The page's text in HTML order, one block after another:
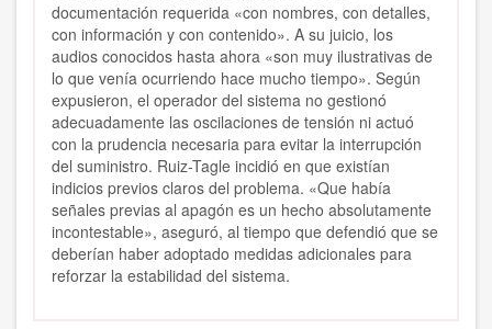
documentación requerida «con nombres, con detalles,
con información y con contenido». A su juicio, los
audios conocidos hasta ahora «son muy ilustrativas de
lo que venía ocurriendo hace mucho tiempo». Según
expusieron, el operador del sistema no gestionó
adecuadamente las oscilaciones de tensión ni actuó
con la prudencia necesaria para evitar la interrupción
del suministro. Ruiz-Tagle incidió en que existían
indicios previos claros del problema. «Que había
señales previas al apagón es un hecho absolutamente
incontestable», aseguró, al tiempo que defendió que se
deberían haber adoptado medidas adicionales para
reforzar la estabilidad del sistema.